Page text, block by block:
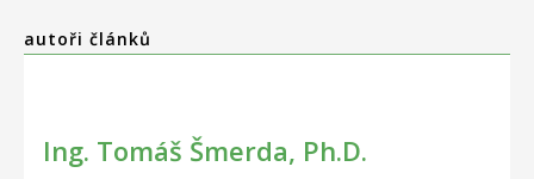
autoři článků
Ing. Tomáš Šmerda, Ph.D.